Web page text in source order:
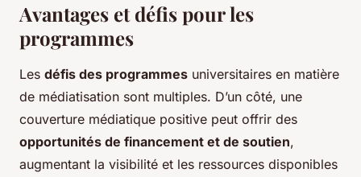
Avantages et défis pour les
programmes
Les défis des programmes universitaires en matière
de médiatisation sont multiples. D’un côté, une
couverture médiatique positive peut offrir des
opportunités de financement et de soutien,
augmentant la visibilité et les ressources disponibles